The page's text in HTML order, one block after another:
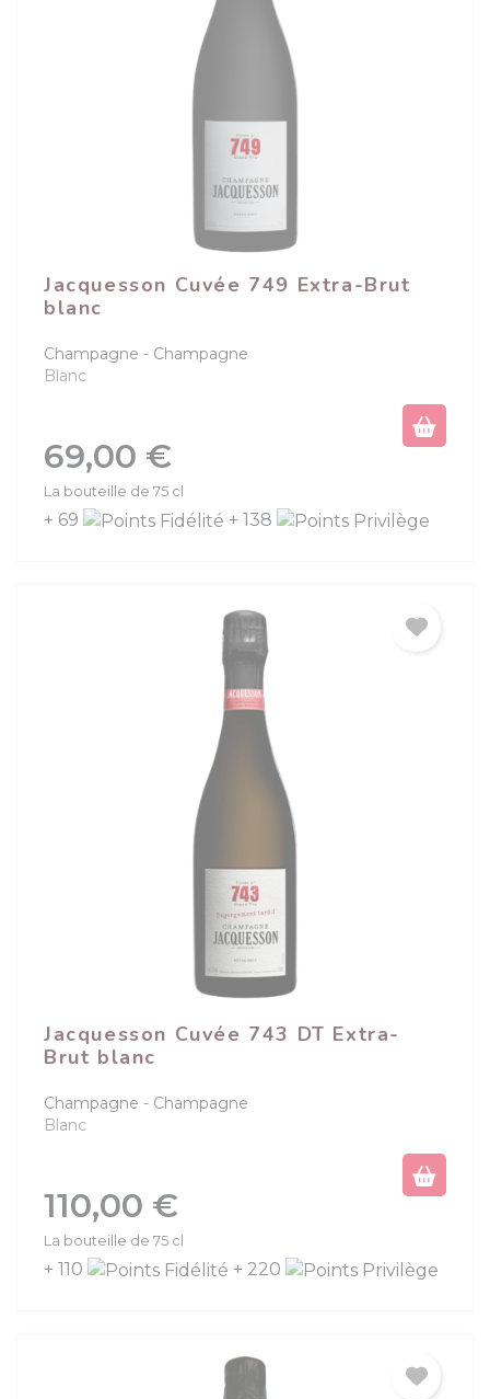
Jacquesson Cuvée 749 Extra-Brut
blanc
Champagne
Champagne
Blanc
Prix
69,00 €
La bouteille de 75 cl
+ 69 + 138
Jacquesson Cuvée 743 DT Extra-
Brut blanc
Champagne
Champagne
Blanc
Prix
110,00 €
La bouteille de 75 cl
+ 110 + 220